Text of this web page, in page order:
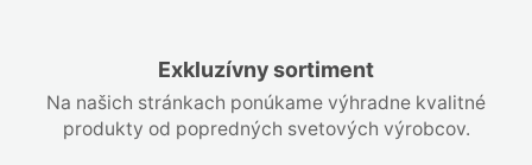
Exkluzívny sortiment
Na našich stránkach ponúkame výhradne kvalitné
produkty od popredných svetových výrobcov.